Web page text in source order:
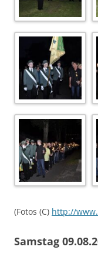
(Fotos (C) http://
Samstag